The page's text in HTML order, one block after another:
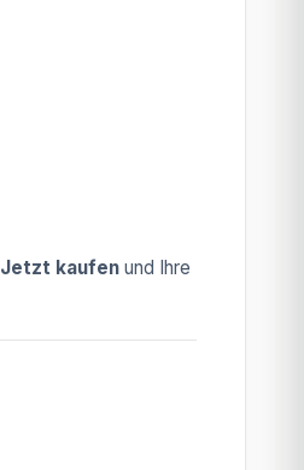
Jetzt kaufen und Ihre